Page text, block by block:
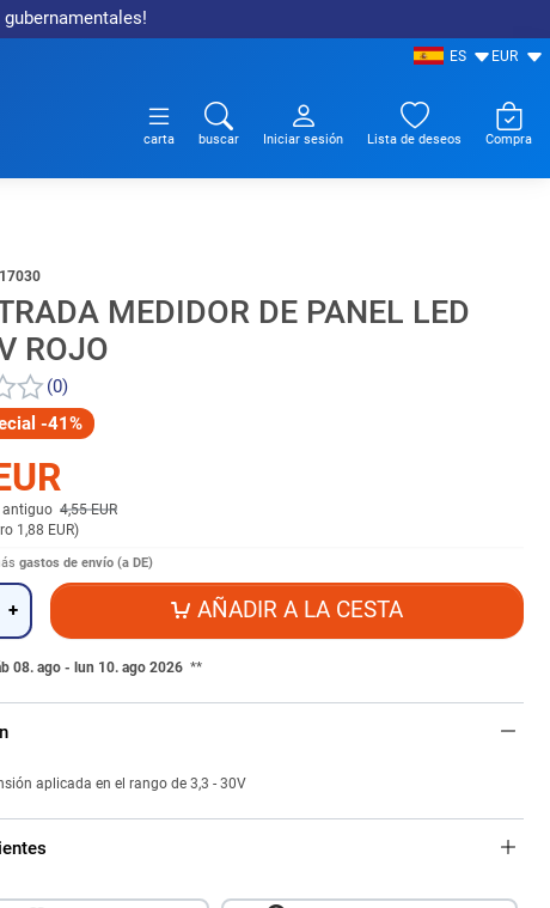
ES EUR
carta buscar Iniciar sesión Lista de deseos Compra
17030
MEDIDOR DE PANEL LED
ROJO
(0)
-41%
antiguo 4,55 EUR
1,88 EUR)
gastos de envío (a DE)
+ AÑADIR A LA CESTA
08. ago - lun 10. ago 2026 **
aplicada en el rango de 3,3 - 30V